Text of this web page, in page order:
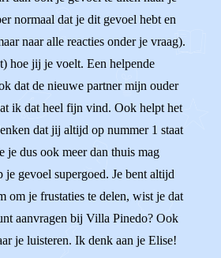
normaal dat je dit gevoel hebt en
naar alle reacties onder je vraag).
hoe jij je voelt. Een helpende
dat de nieuwe partner mijn ouder
ik dat heel fijn vind. Ook helpt het
dat jij altijd op nummer 1 staat
je dus ook meer dan thuis mag
je gevoel supergoed. Je bent altijd
om je frustaties te delen, wist je dat
aanvragen bij Villa Pinedo? Ook
je luisteren. Ik denk aan je Elise!